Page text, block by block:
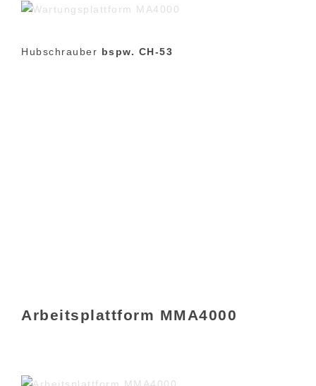
Hubschrauber bspw. CH-53
Arbeitsplattform MMA4000